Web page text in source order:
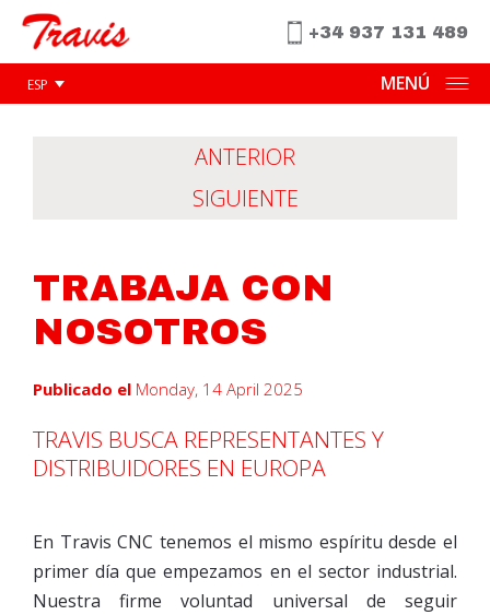
ESP
+34 937 131 489
MENÚ
ANTERIOR
SIGUIENTE
TRABAJA CON
NOSOTROS
Publicado el Monday, 14 April 2025
TRAVIS BUSCA REPRESENTANTES Y
DISTRIBUIDORES EN EUROPA
En Travis CNC tenemos el mismo espíritu desde el
primer día que empezamos en el sector industrial.
Nuestra firme voluntad universal de seguir